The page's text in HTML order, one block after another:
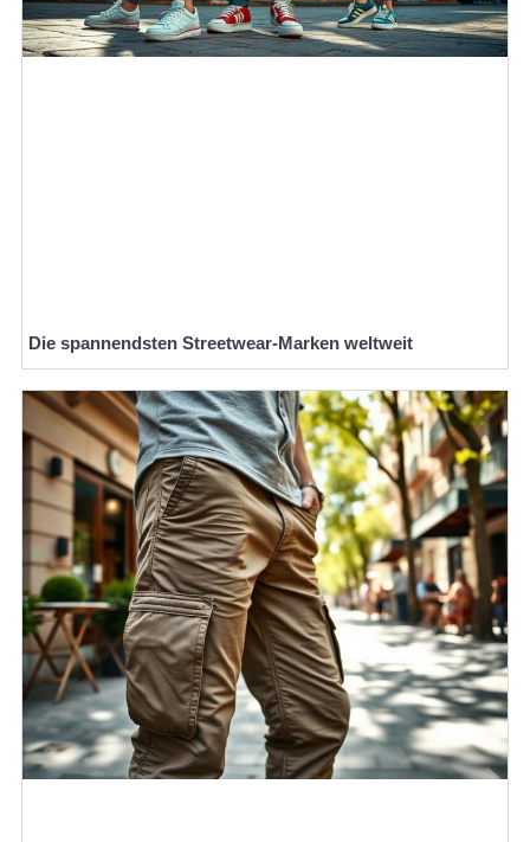
Die spannendsten Streetwear-Marken weltweit